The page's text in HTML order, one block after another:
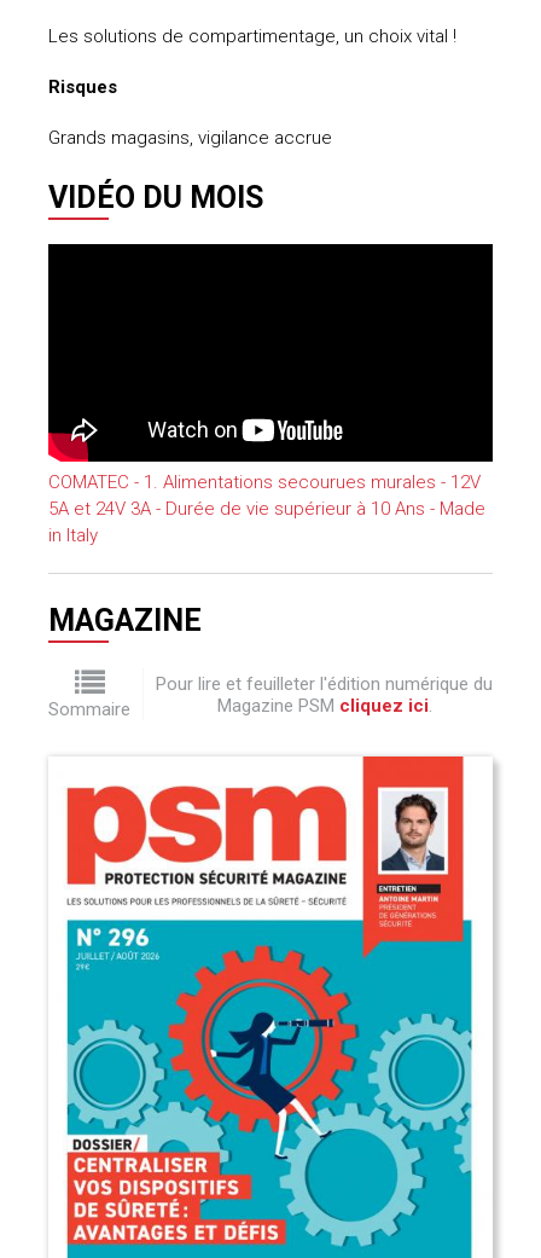
Les solutions de compartimentage, un choix vital !
Risques
Grands magasins, vigilance accrue
VIDÉO DU MOIS
COMATEC - 1. Alimentations secourues murales - 12V
5A et 24V 3A - Durée de vie supérieur à 10 Ans - Made
in Italy
MAGAZINE
Sommaire
Pour lire et feuilleter l'édition numérique du
Magazine PSM cliquez ici.